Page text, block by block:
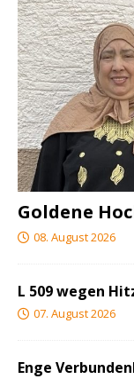
Goldene
08. August 2026
L 509 wegen
07. August 2026
Enge